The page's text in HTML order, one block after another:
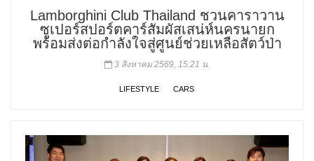
Lamborghini Club Thailand ชวนคาราวาน
ซูเปอร์สปอร์ตคาร์สัมผัสเสน่ห์นครนายก
พร้อมส่งต่อกำลังใจสู่ศูนย์ช่วยเหลือสัตว์ป่า
3 สิงหาคม 2569, 15:21 น.
LIFESTYLE CARS